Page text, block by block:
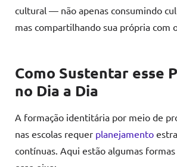
cultural — não apenas consumindo
mas compartilhando sua própria com
Como Sustentar esse
no Dia a Dia
A formação identitária por meio de
nas escolas requer planejamento
contínuas. Aqui estão algumas